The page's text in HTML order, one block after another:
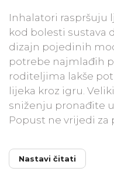
Inhalatori raspršuju
kod bolesti sustava
dizajn pojedinih
potrebe najmlađih
roditeljima lakše
lijeka kroz igru.
sniženju pronađite
Popust ne vrijedi za
Nastavi čitati